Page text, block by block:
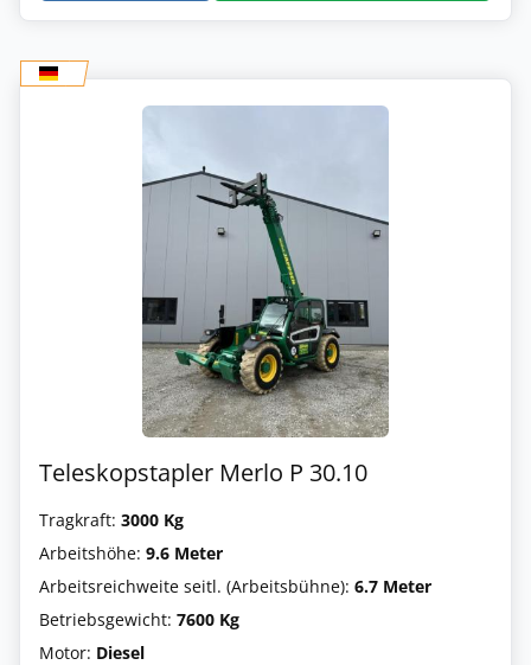
Teleskopstapler Merlo P 30.10
Tragkraft: 3000 Kg
Arbeitshöhe: 9.6 Meter
Arbeitsreichweite seitl. (Arbeitsbühne): 6.7 Meter
Betriebsgewicht: 7600 Kg
Motor: Diesel